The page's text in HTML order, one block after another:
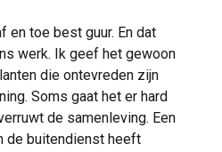
en toe best guur. En dat
werk. Ik geef het gewoon
die ontevreden zijn
Soms gaat het er hard
de samenleving. Een
de buitendienst heeft